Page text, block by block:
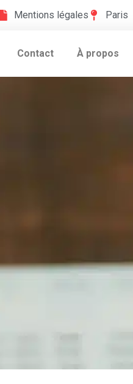
Mentions légales Paris
Contact À propos